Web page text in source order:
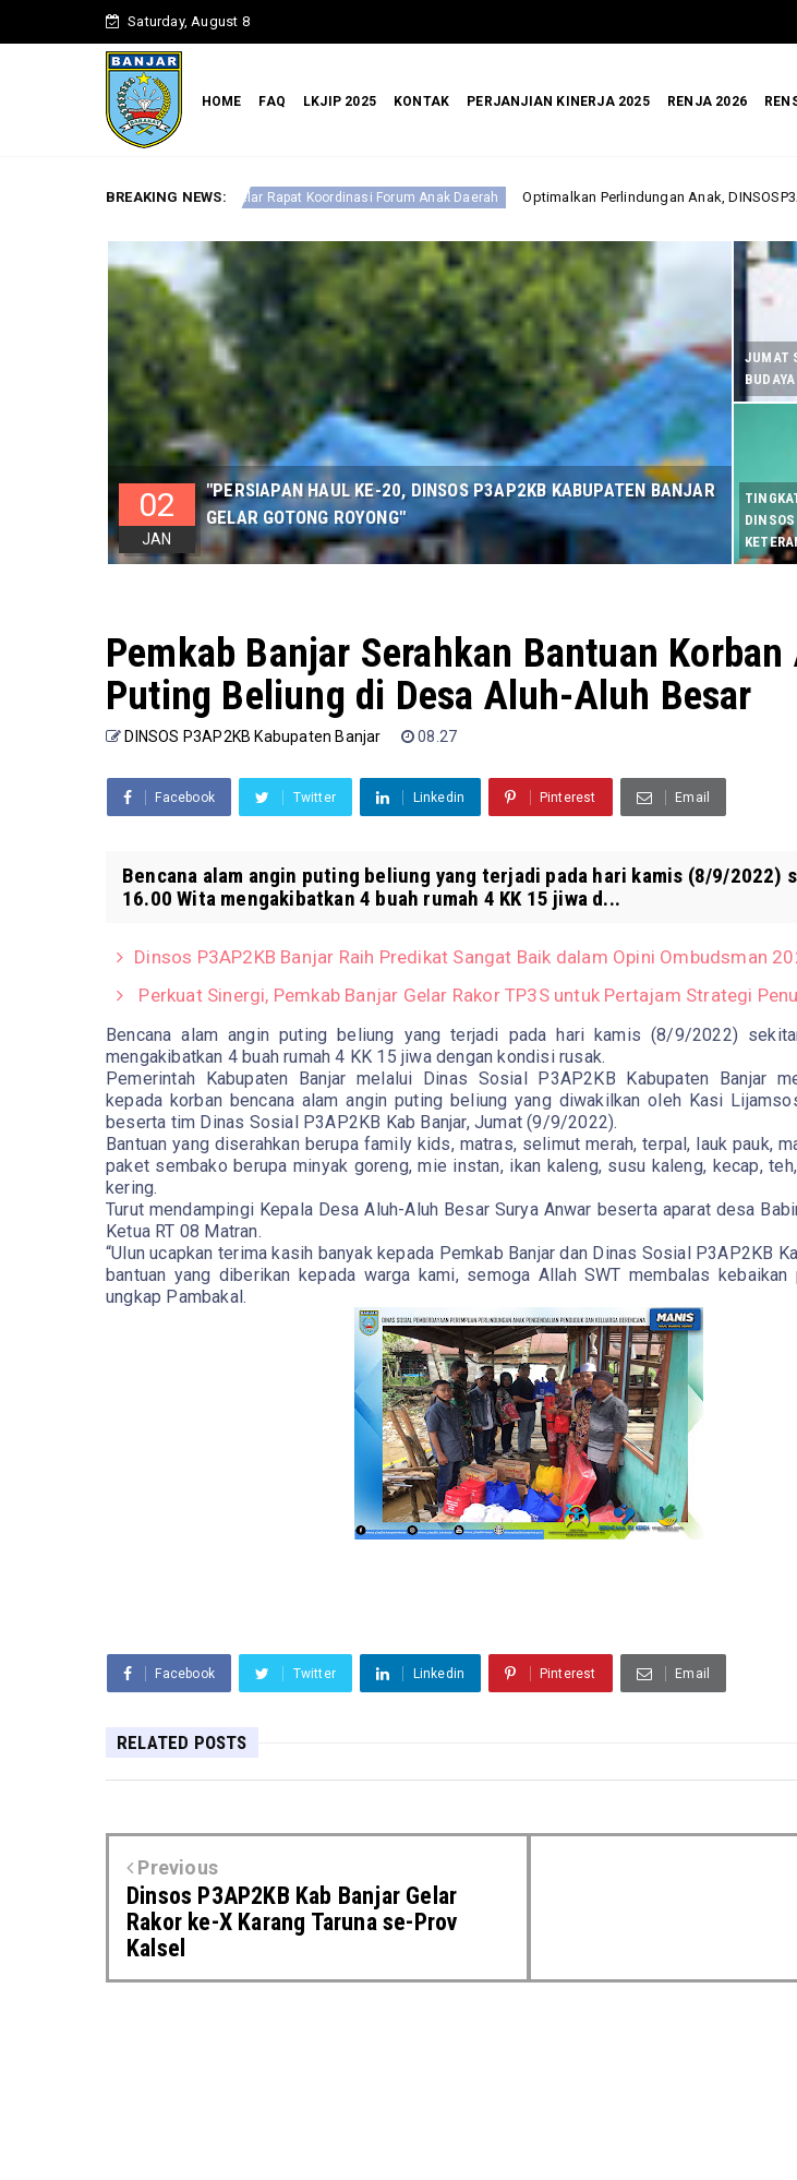
Saturday, August 8
HOME FAQ LKJIP 2025 KONTAK PERJANJIAN KINERJA 2025 RENJA 2026
BREAKING NEWS:
Gelar Rapat Koordinasi Forum Anak Daerah Optimalkan Perlindungan Anak, DINSOSP3AP2KB Gelar Monev PATBM
"PERSIAPAN HAUL KE-20, DINSOS P3AP2KB KABUPATEN BANJAR
GELAR GOTONG ROYONG"
02
JAN
JUMAT
Pemkab Banjar Serahkan Bantuan Korban
Puting Beliung di Desa Aluh-Aluh Besar
DINSOS P3AP2KB Kabupaten Banjar 08.27
Facebook Twitter Linkedin Pinterest Email
Bencana alam angin puting beliung yang terjadi pada hari kamis (8/9/2022)
16.00 Wita mengakibatkan 4 buah rumah 4 KK 15 jiwa d...
Dinsos P3AP2KB Banjar Raih Predikat Sangat Baik dalam Opini Ombudsman
Perkuat Sinergi, Pemkab Banjar Gelar Rakor TP3S untuk Pertajam Strategi
Bencana alam angin puting beliung yang terjadi pada hari kamis (8/9/2022)
mengakibatkan 4 buah rumah 4 KK 15 jiwa dengan kondisi rusak.
Pemerintah Kabupaten Banjar melalui Dinas Sosial P3AP2KB Kabupaten Banjar
kepada korban bencana alam angin puting beliung yang diwakilkan oleh Kasi
beserta tim Dinas Sosial P3AP2KB Kab Banjar, Jumat (9/9/2022).
Bantuan yang diserahkan berupa family kids, matras, selimut merah, terpal, lauk pauk,
paket sembako berupa minyak goreng, mie instan, ikan kaleng, susu kaleng, kecap,
kering.
Turut mendampingi Kepala Desa Aluh-Aluh Besar Surya Anwar beserta aparat desa
Ketua RT 08 Matran.
“Ulun ucapkan terima kasih banyak kepada Pemkab Banjar dan Dinas Sosial P3AP2KB
bantuan yang diberikan kepada warga kami, semoga Allah SWT membalas kebaikan
ungkap Pambakal.
Facebook Twitter Linkedin Pinterest Email
RELATED POSTS
Previous
Dinsos P3AP2KB Kab Banjar Gelar
Rakor ke-X Karang Taruna se-Prov
Kalsel